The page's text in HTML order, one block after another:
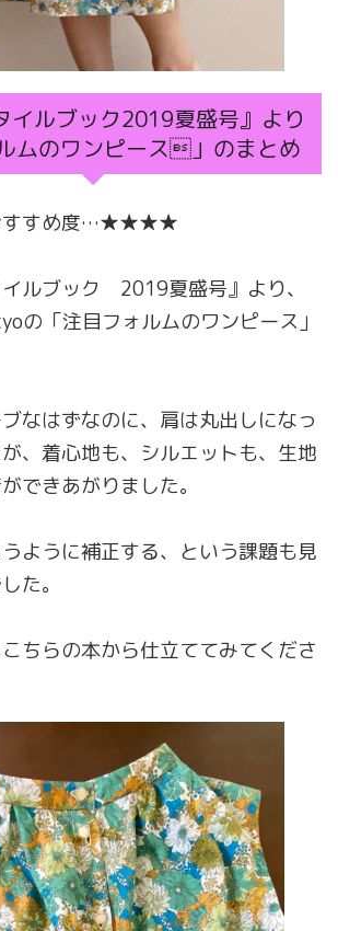
イルブック2019夏盛号』より
ムのワンピース」のまとめ
すすめ度…★★★★
イルブック 2019夏盛号』より、
の「注目フォルムのワンピース」
なはずなのに、肩は丸出しになっ
、着心地も、シルエットも、生地
できあがりました。
ように補正する、という課題も見
た。
ちらの本から仕立ててみてくださ